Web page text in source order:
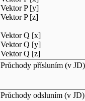
Vektor P [y]
Vektor P [z]
Vektor Q [x]
Vektor Q [y]
Vektor Q [z]
Průchody přísluním (v JD)
Průchody odsluním (v JD)